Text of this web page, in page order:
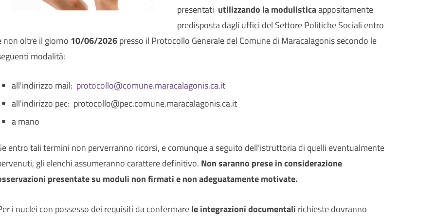
presentati utilizzando la modulisticaappositamente
predisposta dagli uffici del Settore Politiche Sociali entro
non oltre il giorno 10/06/2026presso il Protocollo Generale del Comune di Maracalagonis secondo le
modalità:
all'indirizzo mail: protocollo@comune.maracalagonis.ca.it
all'indirizzo pec: protocollo@pec.comune.maracalagonis.ca.it
a mano
entro tali termini non perverranno ricorsi, e comunque a seguito dell’istruttoria di quelli eventualmente
gli elenchi assumeranno carattere definitivo. Non saranno prese in considerazione
presentate su moduli non firmati e non adeguatamente motivate.
i nuclei con possesso dei requisiti da confermarele integrazioni documentali richieste dovranno